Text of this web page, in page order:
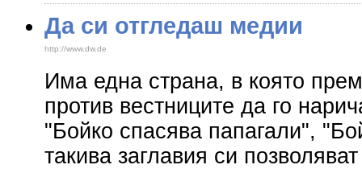
Да си отгледаш медии
http://www.dw.de
Има една страна, в която
против вестниците да го
"Бойко спасява папагали",
такива заглавия си